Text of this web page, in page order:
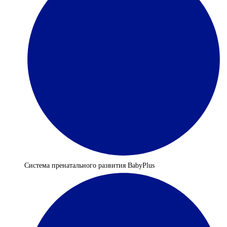
Система пренатального развития BabyРlus